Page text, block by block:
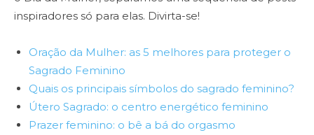
inspiradores só para elas. Divirta-se!
Oração da Mulher: as 5 melhores para proteger o
Sagrado Feminino
Quais os principais símbolos do sagrado feminino?
Útero Sagrado: o centro energético feminino
Prazer feminino: o bê a bá do orgasmo